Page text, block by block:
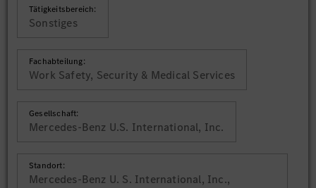
Tätigkeitsbereich:
Sonstiges
Fachabteilung:
Work Safety, Security & Medical Services
Gesellschaft:
Mercedes-Benz U.S. International, Inc.
Standort:
Mercedes-Benz U. S. International, Inc.,